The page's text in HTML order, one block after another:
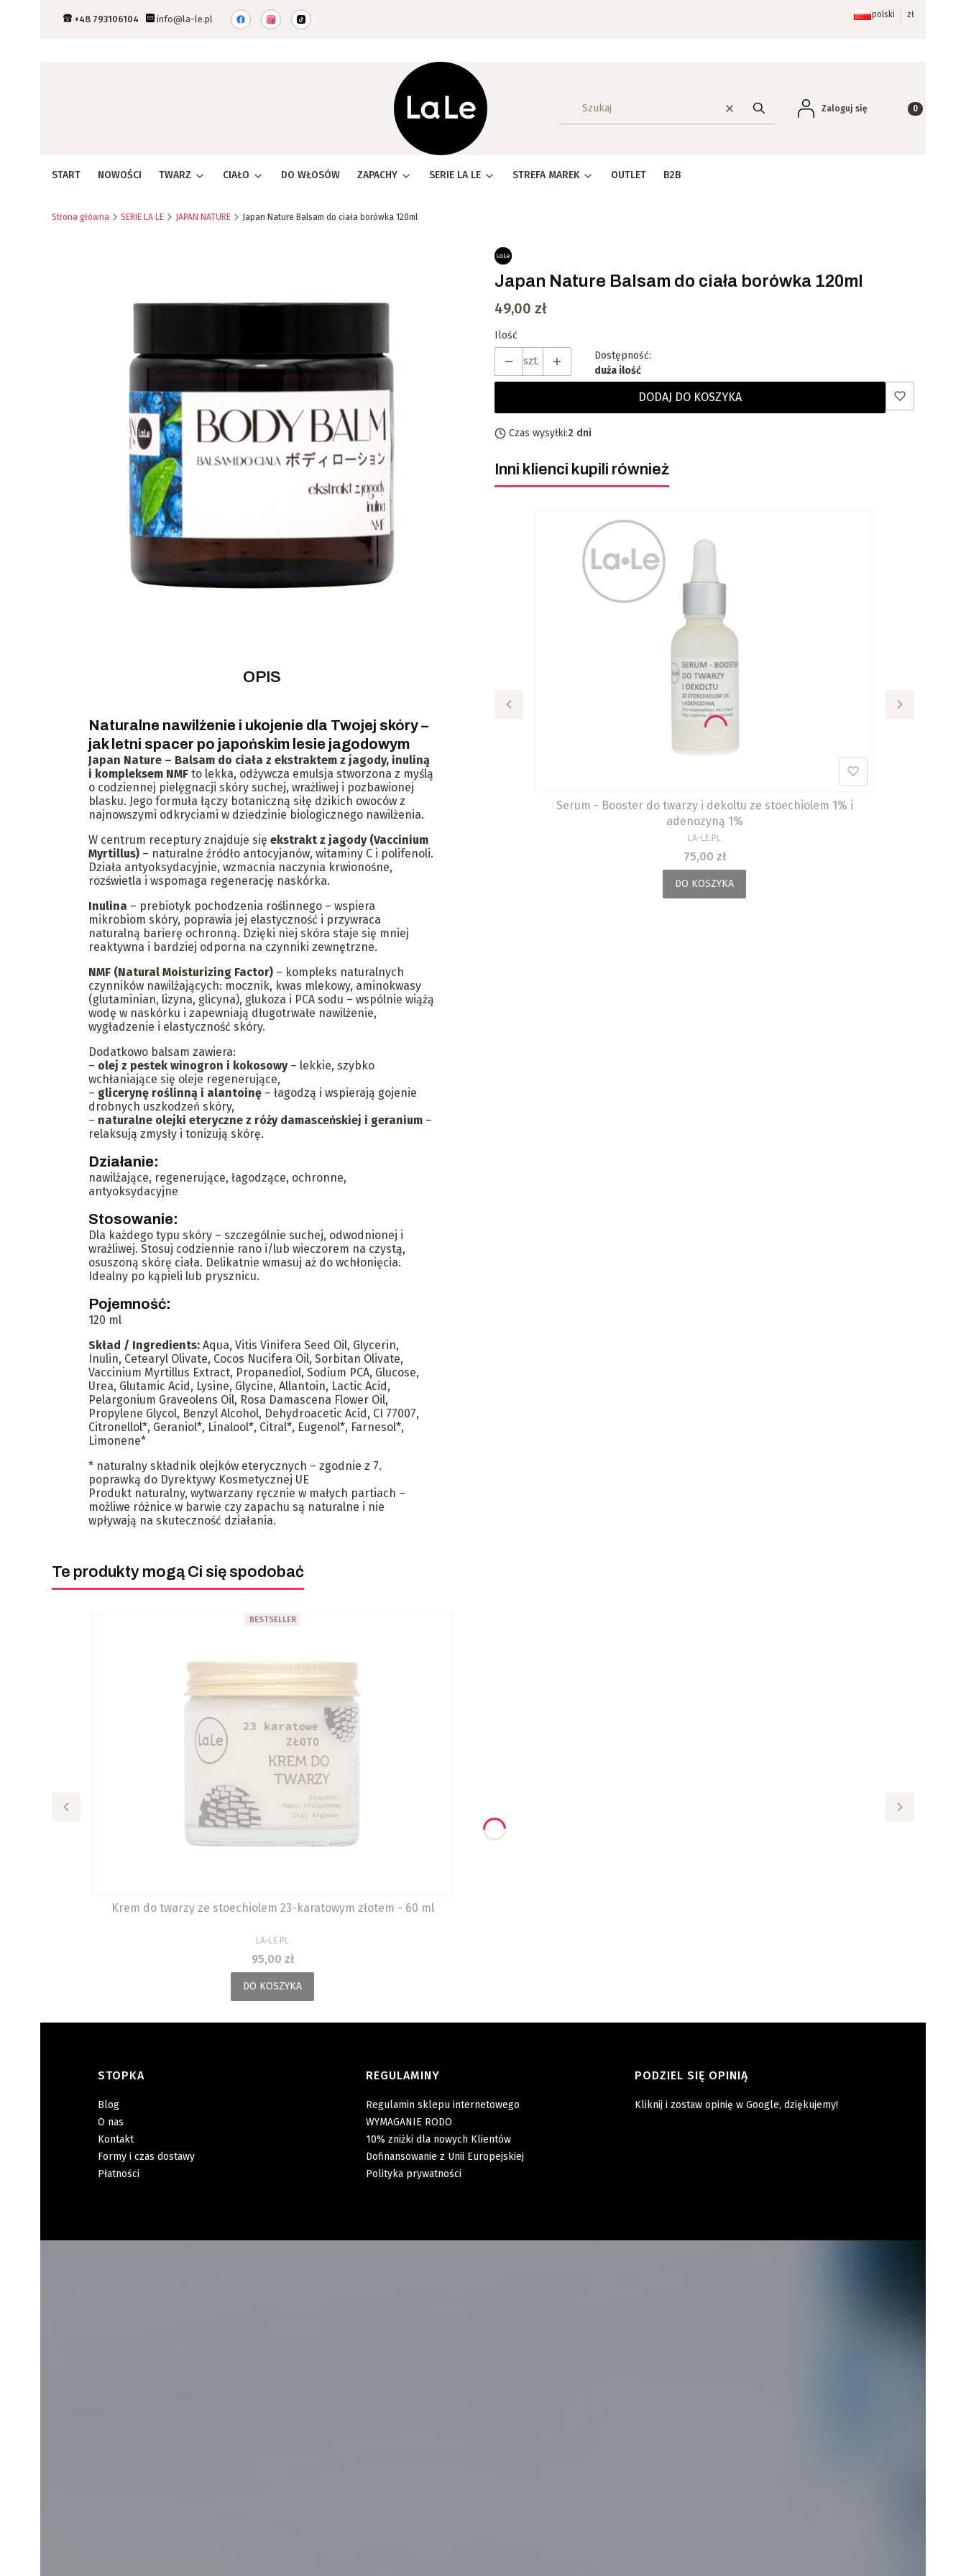
+48 793106104 info@la-le.pl polski zł
WyczyśćSzukaj
Zaloguj się Produkty w
START NOWOŚCI TWARZ CIAŁO DO WŁOSÓW ZAPACHY SERIE LA LE STREFA MAREK OUTLET B2B
Strona główna SERIE LA LE JAPAN NATURE Japan Nature Balsam do ciała borówka 120ml
OPIS
Naturalne nawilżenie i ukojenie dla Twojej skóry –
jak letni spacer po japońskim lesie jagodowym
Japan Nature – Balsam do ciała z ekstraktem z jagody, inuliną
i kompleksem NMF to lekka, odżywcza emulsja stworzona z myślą
o codziennej pielęgnacji skóry suchej, wrażliwej i pozbawionej
blasku. Jego formuła łączy botaniczną siłę dzikich owoców z
najnowszymi odkryciami w dziedzinie biologicznego nawilżenia.
W centrum receptury znajduje sięekstrakt z jagody (Vaccinium
Myrtillus) – naturalne źródło antocyjanów, witaminy C i polifenoli.
Działa antyoksydacyjnie, wzmacnia naczynia krwionośne,
rozświetla i wspomaga regenerację naskórka.
Inulina – prebiotyk pochodzenia roślinnego – wspiera
mikrobiom skóry, poprawia jej elastyczność i przywraca
naturalną barierę ochronną. Dzięki niej skóra staje się mniej
reaktywna i bardziej odporna na czynniki zewnętrzne.
NMF (Natural Moisturizing Factor) – kompleks naturalnych
czynników nawilżających: mocznik, kwas mlekowy, aminokwasy
(glutaminian, lizyna, glicyna), glukoza i PCA sodu – wspólnie wiążą
wodę w naskórku i zapewniają długotrwałe nawilżenie,
wygładzenie i elastyczność skóry.
Dodatkowo balsam zawiera:
– olej z pestek winogron i kokosowy– lekkie, szybko
wchłaniające się oleje regenerujące,
– glicerynę roślinną i alantoinę – łagodzą i wspierają gojenie
drobnych uszkodzeń skóry,
– naturalne olejki eteryczne z róży damasceńskiej i geranium –
relaksują zmysły i tonizują skórę.
Działanie:
nawilżające, regenerujące, łagodzące, ochronne,
antyoksydacyjne
Stosowanie:
Dla każdego typu skóry – szczególnie suchej, odwodnionej i
wrażliwej. Stosuj codziennie rano i/lub wieczorem na czystą,
osuszoną skórę ciała. Delikatnie wmasuj aż do wchłonięcia.
Idealny po kąpieli lub prysznicu.
Pojemność:
120 ml
Skład / Ingredients: Aqua, Vitis Vinifera Seed Oil, Glycerin,
Inulin, Cetearyl Olivate, Cocos Nucifera Oil, Sorbitan Olivate,
Vaccinium Myrtillus Extract, Propanediol, Sodium PCA, Glucose,
Urea, Glutamic Acid, Lysine, Glycine, Allantoin, Lactic Acid,
Pelargonium Graveolens Oil, Rosa Damascena Flower Oil,
Propylene Glycol, Benzyl Alcohol, Dehydroacetic Acid, CI 77007,
Citronellol*, Geraniol*, Linalool*, Citral*, Eugenol*, Farnesol*,
Limonene*
* naturalny składnik olejków eterycznych – zgodnie z 7.
poprawką do Dyrektywy Kosmetycznej UE
Produkt naturalny, wytwarzany ręcznie w małych partiach –
możliwe różnice w barwie czy zapachu są naturalne i nie
wpływają na skuteczność działania.
Japan Nature Balsam do ciała borówka 120ml
Cena
49,00 zł
Ilość
szt.
Dostępność:
duża ilość
DODAJ DO KOSZYKA
Czas wysyłki:2 dni
Inni klienci kupili również
Serum - Booster do twarzy i dekoltu ze stoechiolem 1% i
adenozyną 1%
PRODUCENT
LA-LE.PL
Cena
75,00 zł
DO KOSZYKA
Te produkty mogą Ci się spodobać
BESTSELLER
Krem do twarzy ze stoechiolem 23-karatowym złotem - 60 ml
PRODUCENT
LA-LE.PL
Cena
95,00 zł
DO KOSZYKA
Linki w stopce
STOPKA
Blog
O nas
Kontakt
Formy i czas dostawy
Płatności
REGULAMINY
Regulamin sklepu internetowego
WYMAGANIE RODO
10% zniżki dla nowych Klientów
Dofinansowanie z Unii Europejskiej
Polityka prywatności
PODZIEL SIĘ OPINIĄ
Kliknij i zostaw opinię w Google, dziękujemy!